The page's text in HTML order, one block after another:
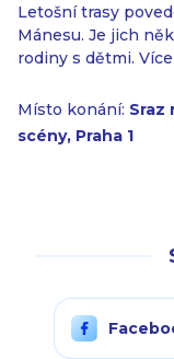
Letošní trasy
Mánesu. Je jich
rodiny s dětmi.
Místo konání: Sraz
scény, Praha 1